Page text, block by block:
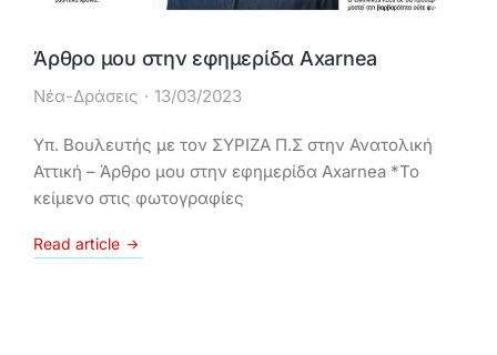
Άρθρο μου στην εφημερίδα Axarnea
Νέα-Δράσεις 13/03/2023
Υπ. Βουλευτής με τον ΣΥΡΙΖΑ Π.Σ στην Ανατολική
Αττική – Άρθρο μου στην εφημερίδα Axarnea *Το
κείμενο στις φωτογραφίες
Read article